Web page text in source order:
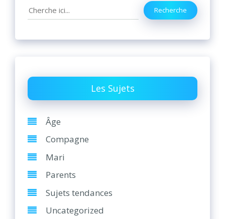
Search Recherche
Les Sujets
Âge
Compagne
Mari
Parents
Sujets tendances
Uncategorized